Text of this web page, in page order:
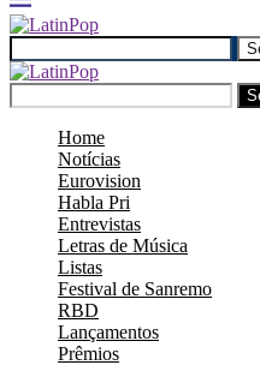
Home
Notícias
Eurovision
Habla Pri
Entrevistas
Letras de Música
Listas
Festival de Sanremo
RBD
Lançamentos
Prêmios